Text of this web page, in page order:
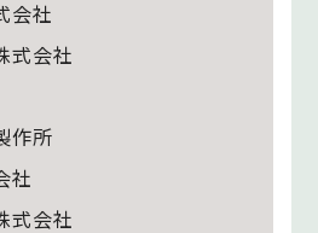
会社
式会社
作所
社
式会社